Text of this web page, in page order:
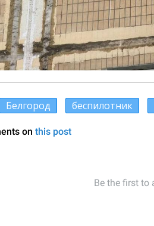
Белгород беспилотник